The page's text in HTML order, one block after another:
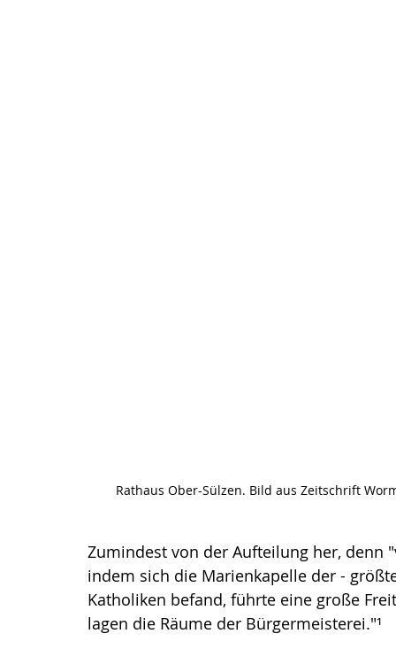
Rathaus Ober-Sülzen. Bild aus Zeitschrift
Zumindest von der Aufteilung her, denn
indem sich die Marienkapelle der -
Katholiken befand, führte eine große
lagen die Räume der Bürgermeisterei."¹